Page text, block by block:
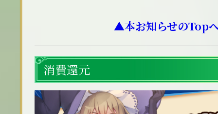
▲本お知らせのTop
消費還元